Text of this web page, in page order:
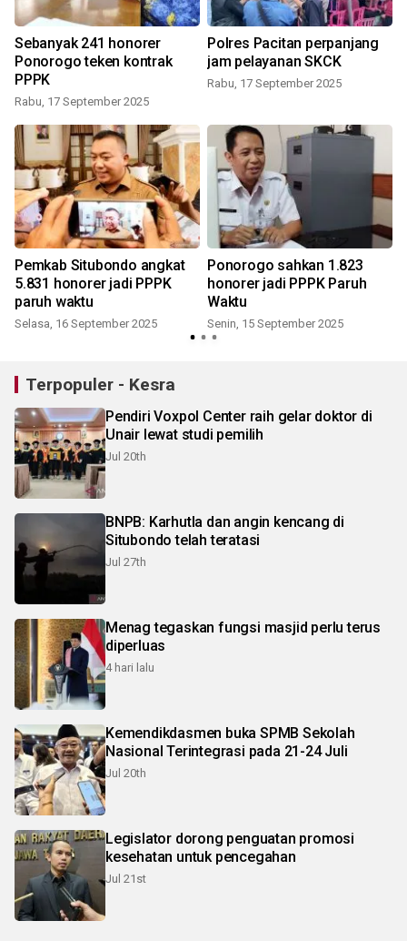
Sebanyak 241 honorer
Ponorogo teken kontrak
PPPK
Rabu, 17 September 2025
Polres Pacitan perpanjang
jam pelayanan SKCK
Rabu, 17 September 2025
Pemkab Situbondo angkat
5.831 honorer jadi PPPK
paruh waktu
Selasa, 16 September 2025
Ponorogo sahkan 1.823
honorer jadi PPPK Paruh
Waktu
Senin, 15 September 2025
Terpopuler - Kesra
Pendiri Voxpol Center raih gelar doktor di
Unair lewat studi pemilih
Jul 20th
BNPB: Karhutla dan angin kencang di
Situbondo telah teratasi
Jul 27th
Menag tegaskan fungsi masjid perlu terus
diperluas
4 hari lalu
Kemendikdasmen buka SPMB Sekolah
Nasional Terintegrasi pada 21-24 Juli
Jul 20th
Legislator dorong penguatan promosi
kesehatan untuk pencegahan
Jul 21st